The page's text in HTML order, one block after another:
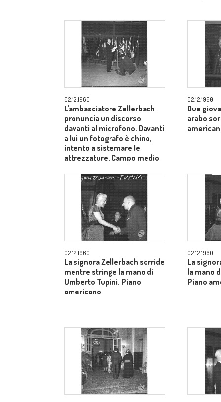
02.12.1960
L'ambasciatore Zellerbach
pronuncia un discorso
davanti al microfono. Davanti
a lui un fotografo è chino,
intento a sistemare le
attrezzature. Campo medio
02.12.1960
Due
arabo
02.12.1960
La signora Zellerbach sorride
mentre stringe la mano di
Umberto Tupini. Piano
americano
02.12.1960
La
la mano
Piano